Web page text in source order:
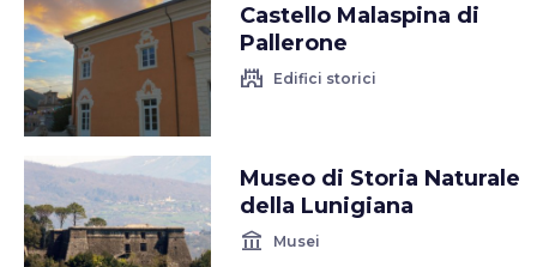
Castello Malaspina di
Pallerone
castle Edifici storici
Museo di Storia Naturale
della Lunigiana
account_balance Musei